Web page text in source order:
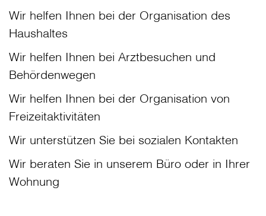
Wir helfen Ihnen bei der Organisation des
Haushaltes
Wir helfen Ihnen bei Arztbesuchen und
Behördenwegen
Wir helfen Ihnen bei der Organisation von
Freizeitaktivitäten
Wir unterstützen Sie bei sozialen Kontakten
Wir beraten Sie in unserem Büro oder in Ihrer
Wohnung